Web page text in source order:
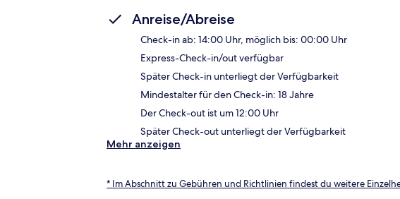
Anreise/Abreise
Check-in ab: 14:00 Uhr, möglich bis: 00:00 Uhr
Express-Check-in/out verfügbar
Später Check-in unterliegt der Verfügbarkeit
Mindestalter für den Check-in: 18 Jahre
Der Check-out ist um 12:00 Uhr
Später Check-out unterliegt der Verfügbarkeit
Mehr anzeigen
* Im Abschnitt zu Gebühren und Richtlinien findest du weitere